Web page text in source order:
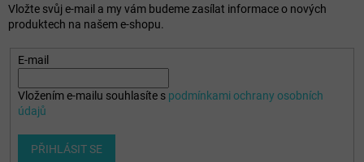
Vložte svůj e-mail a my vám budeme zasílat informace o nových
produktech na našem e-shopu.
E-mail
Vložením e-mailu souhlasíte s podmínkami ochrany osobních
údajů
PŘIHLÁSIT SE